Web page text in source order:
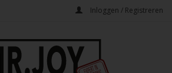
Inloggen / Registreren